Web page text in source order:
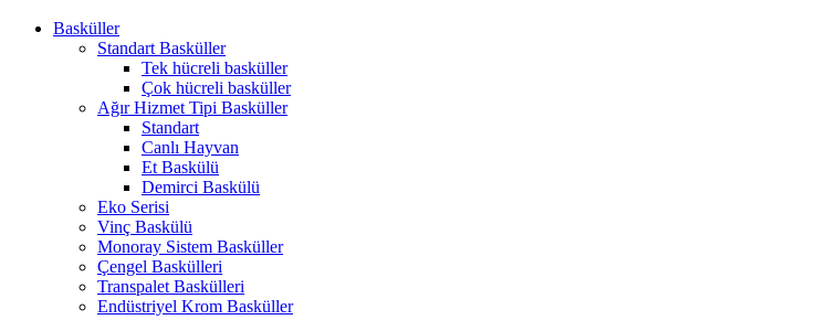
Basküller
Standart Basküller
Tek hücreli basküller
Çok hücreli basküller
Ağır Hizmet Tipi Basküller
Standart
Canlı Hayvan
Et Baskülü
Demirci Baskülü
Eko Serisi
Vinç Baskülü
Monoray Sistem Basküller
Çengel Baskülleri
Transpalet Baskülleri
Endüstriyel Krom Basküller